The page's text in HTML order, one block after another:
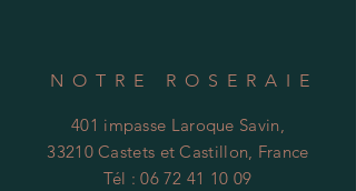
NOTRE ROSERAIE
401 impasse Laroque Savin,
33210 Castets et Castillon, France
Tél :06 72 41 10 09